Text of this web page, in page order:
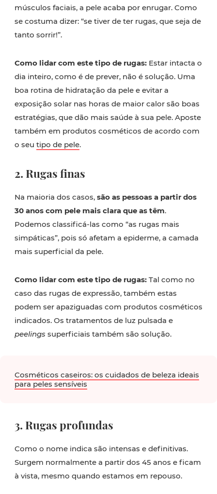
músculos faciais, a pele acaba por enrugar. Como
se costuma dizer: “se tiver de ter rugas, que seja de
tanto sorrir!”.
Como lidar com este tipo de rugas: Estar intacta o
dia inteiro, como é de prever, não é solução. Uma
boa rotina de hidratação da pele e evitar a
exposição solar nas horas de maior calor são boas
estratégias, que dão mais saúde à sua pele. Aposte
também em produtos cosméticos de acordo com
o seu tipo de pele.
2. Rugas finas
Na maioria dos casos, são as pessoas a partir dos
30 anos com pele mais clara que as têm.
Podemos classificá-las como “as rugas mais
simpáticas”, pois só afetam a epiderme, a camada
mais superficial da pele.
Como lidar com este tipo de rugas: Tal como no
caso das rugas de expressão, também estas
podem ser apaziguadas com produtos cosméticos
indicados. Os tratamentos de luz pulsada e
peelings superficiais também são solução.
Cosméticos caseiros: os cuidados de beleza ideais
para peles sensíveis
3. Rugas profundas
Como o nome indica são intensas e definitivas.
Surgem normalmente a partir dos 45 anos e ficam
à vista, mesmo quando estamos em repouso.